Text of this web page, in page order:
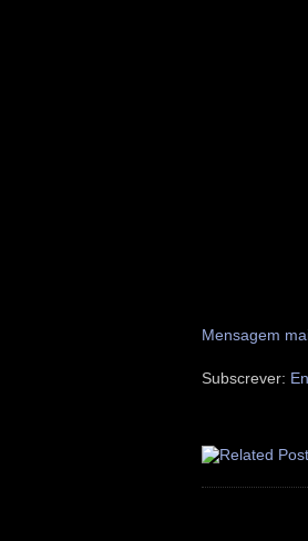
Mensagem
Subscrever: